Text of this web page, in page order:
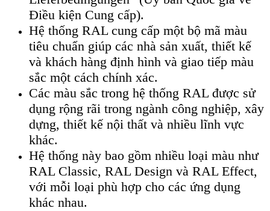
Điều kiện Cung cấp).
Hệ thống RAL cung cấp một bộ mã màu
tiêu chuẩn giúp các nhà sản xuất, thiết kế
và khách hàng định hình và giao tiếp màu
sắc một cách chính xác.
Các màu sắc trong hệ thống RAL được sử
dụng rộng rãi trong ngành công nghiệp, xây
dựng, thiết kế nội thất và nhiều lĩnh vực
khác.
Hệ thống này bao gồm nhiều loại màu như
RAL Classic, RAL Design và RAL Effect,
với mỗi loại phù hợp cho các ứng dụng
khác nhau.